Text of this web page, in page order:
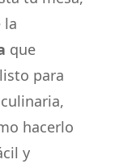
la
que
para
hacerlo
y